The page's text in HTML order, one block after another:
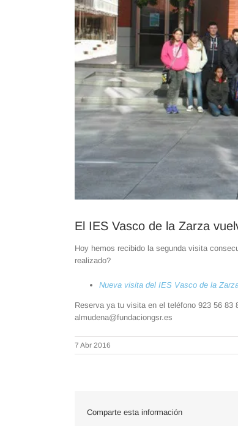
El IES Vasco de la Zarza
Hoy hemos recibido la segunda visita
realizado?
Nueva visita del IES Vasco de la
Reserva ya tu visita en el teléfono 923 56
almudena@fundaciongsr.es
7 Abr 2016
Comparte esta información